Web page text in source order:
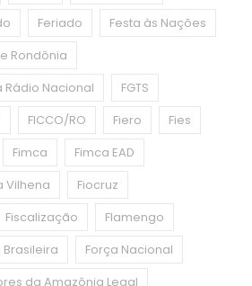
Feriado
Festa às Nações
Rondônia
Rádio Nacional
FGTS
FICCO/RO Fiero
Fies
Fimca
Fimca EAD
Vilhena
Fiocruz
Fiscalização
Flamengo
Força Nacional
da Amazônia Legal